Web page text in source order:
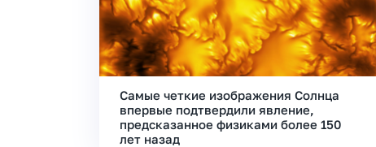
Самые четкие изображения Солнца
впервые подтвердили явление,
предсказанное физиками более 150
лет назад